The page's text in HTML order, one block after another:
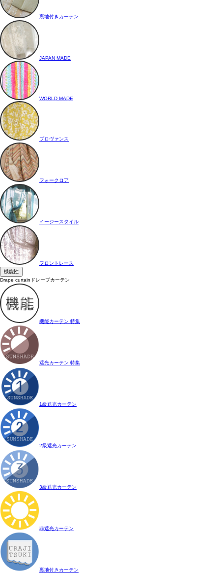
裏地付きカーテン
JAPAN MADE
WORLD MADE
プロヴァンス
フォークロア
イージースタイル
フロントレース
機能性
Drape curtain ドレープカーテン
機能カーテン 特集
遮光カーテン 特集
1級遮光カーテン
2級遮光カーテン
3級遮光カーテン
非遮光カーテン
裏地付きカーテン